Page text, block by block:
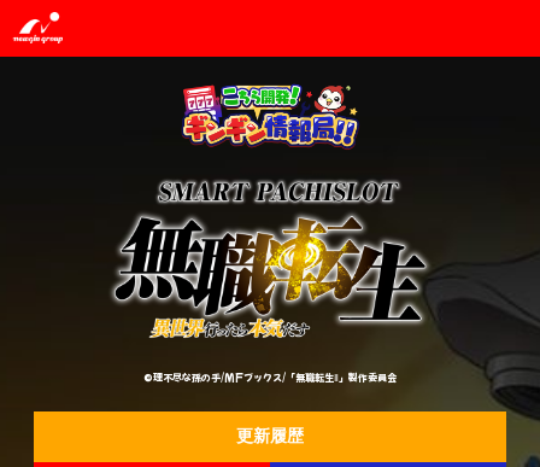
©理不尽な孫の手/MFブックス/「無職転生Ⅱ」製作委員会
更新履歴